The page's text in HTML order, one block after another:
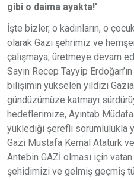
gibi o daima ayakta!’
İşte bizler, o kadınların, o
olarak Gazi şehrimiz ve
çalışmaya, üretmeye devam
Sayın Recep Tayyip
bilişimin yükselen yıldızı
gündüzümüze katmayı
hedeflerimize, Ayıntab
yüklediği şerefli sorumlulukla
Gazi Mustafa Kemal Atatürk
Antebin GAZİ olması için
şehidimizi ve gelmiş geçmiş